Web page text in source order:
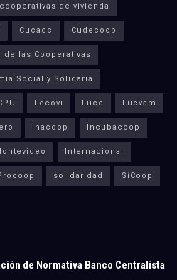
cooperativas de vivienda
Cucacc Cudecoop
las Cooperativas
Social y Solidaria
Fecovi Fucc Fucvam
Inacoop Incubacoop
Internacional
solidaridad SíCoop
de Normativa Banco Centralista